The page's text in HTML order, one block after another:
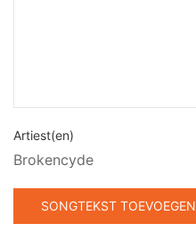
Artiest(en)
Brokencyde
SONGTEKST TOEVOEGEN